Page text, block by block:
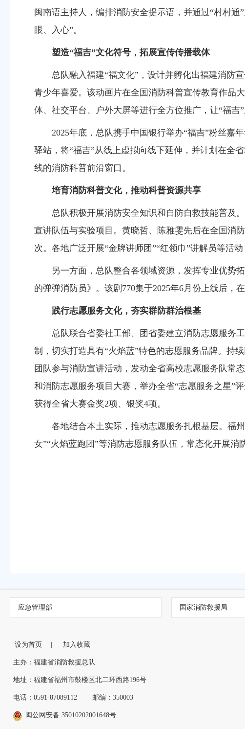
闽南语主持人，编排消防安全提示语，并通过“村村通
眼、入心”。
塑造“福吉”文化符号 ，拓展宣传传播载体
总队融入福建“福文化”，设计并孵化出福建消防
青少年喜爱。该动画片在全国消防科普宣传教育作品
体、社交平台、户外大屏等进行全方位推广 ，让“福
2025年底， 总队携手中国银行举办“福吉”粉丝嘉
驿站，将“福吉”从线上虚拟向线下延伸 ，并计划在全
线的消防科普前沿窗口。
培育消防科普文化，推动科普资源共享
总队积极开展消防安全知识和自防自救技能普及。
宣讲队伍与实验项目。黄晓哲、陈雅雯先后在全国消
次。各地广泛开展“金牌讲师团”“红领巾”讲解员等活
另一方面，总队整合各领域资源，发挥专业优势拓
的弹弹消防员》 。该剧 770集于2025年6月份上线后，
践行志愿服务文化，夯实群防群治根基
总队联合省委社工部、团省委建立消防志愿服务工
制
，切实打造具有“火焰蓝”特色的志愿服务品牌。持
团队参与消防宣讲活动，发动全省高校志愿服务队常
和消防志愿服务项目大赛，举办全省“志愿服务之星”
获得全省大赛金奖2项、银奖4项。
各地结合本土实际，推动志愿服务扎根基层。 福
女”“火焰蓝跑团”等消防志愿服务队伍 ，常态化开展消
应急管理部 国家消防救援局
设为首页 加入收藏
主办：福建省消防救援总队
地址：福建省福州市鼓楼区北二环西路196号
电话：0591-87089112 邮编：350003
闽公网安备 35010202001648号